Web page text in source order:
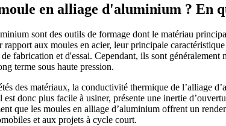
en alliage d'aluminium ? En
sont des outils de formage dont le matériau
rapport aux moules en acier, leur principale
fabrication et d'essai. Cependant, ils sont
terme sous haute pression.
des matériaux, la conductivité thermique de l’alliage
est donc plus facile à usiner, présente une inertie
que les moules en alliage d’aluminium offrent un
et aux projets à cycle court.